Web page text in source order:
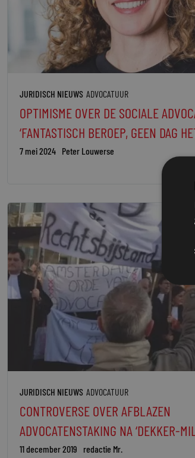
JURIDISCH NIEUWS ADVOCATUUR
OPTIMISME OVER DE SOCIALE
‘FANTASTISCH BEROEP, GEEN DAG
7 mei 2024 Peter Louwerse
JURIDISCH NIEUWS ADVOCATUUR
CONTROVERSE OVER AFBLAZEN
ADVOCATENSTAKING NA ‘DEKKER-
11 december 2019 redactie Mr.